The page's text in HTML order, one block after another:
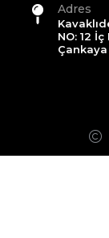
Adres
NO: 12 İç